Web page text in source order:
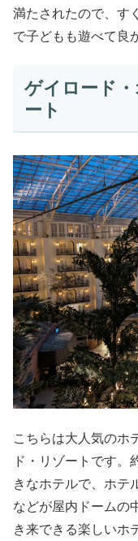
満たされたので、す
で子どもも遊べて良
ゲイロード
ート
こちらは大人気のホ
ド・リゾートです。
きなホテルで、ホテ
などが屋内ドームの
き来できる楽しいホ